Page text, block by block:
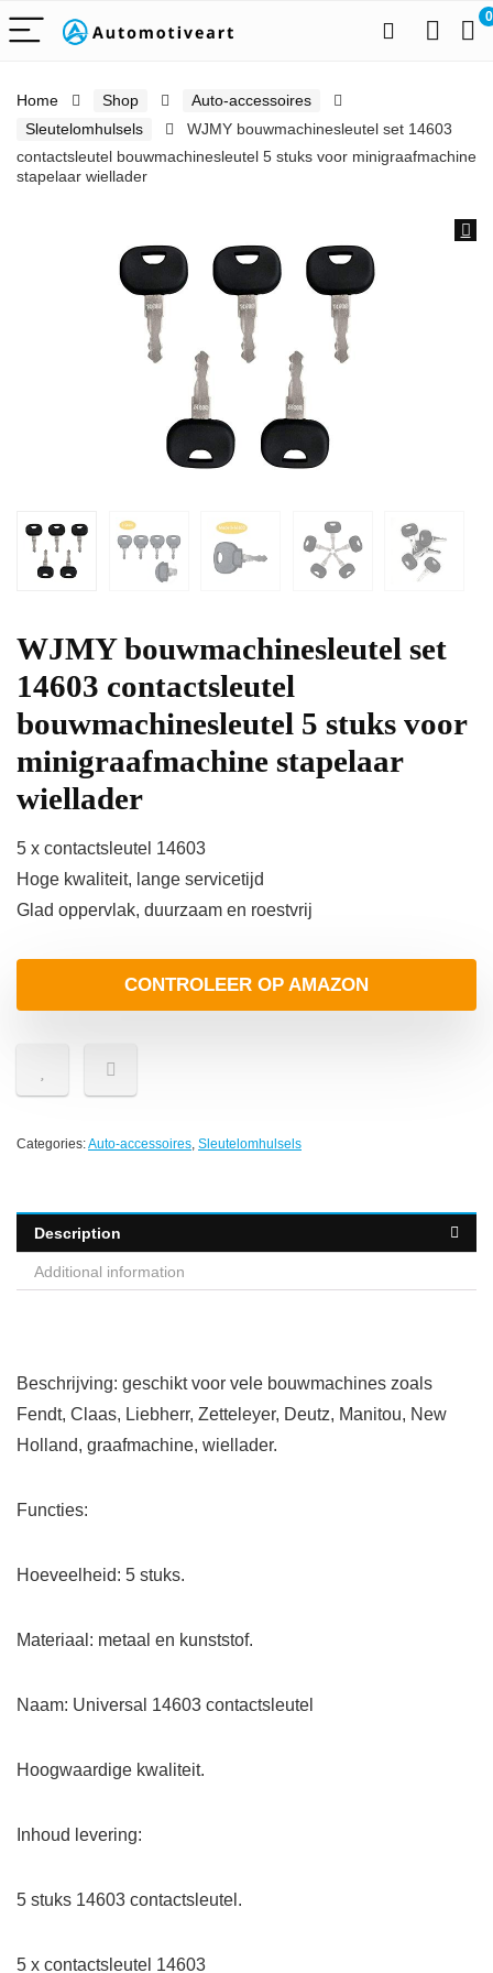
0
Home Shop
Auto-accessoires
Sleutelomhulsels
WJMY bouwmachinesleutel set 14603
contactsleutel bouwmachinesleutel 5 stuks voor minigraafmachine
stapelaar wiellader
WJMY bouwmachinesleutel set
14603 contactsleutel
bouwmachinesleutel 5 stuks voor
minigraafmachine stapelaar
wiellader
5 x contactsleutel 14603
Hoge kwaliteit, lange servicetijd
Glad oppervlak, duurzaam en roestvrij
CONTROLEER OP AMAZON
Categories:Auto-accessoires, Sleutelomhulsels
Description
Additional information
Beschrijving: geschikt voor vele bouwmachines zoals
Fendt, Claas, Liebherr, Zetteleyer, Deutz, Manitou, New
Holland, graafmachine, wiellader.
Functies:
Hoeveelheid: 5 stuks.
Materiaal: metaal en kunststof.
Naam: Universal 14603 contactsleutel
Hoogwaardige kwaliteit.
Inhoud levering:
5 stuks 14603 contactsleutel.
5 x contactsleutel 14603